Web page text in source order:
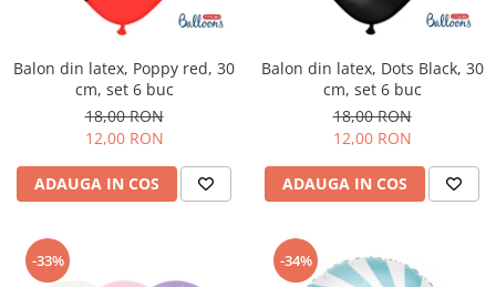
Sabloane - Embosere
Ustensile ciocolata
AMBALARE & PREZENTARE
Cupcakes
Torturi
Praline - Bomboane
Eclair - Macarons
Balon din latex, Poppy red, 30
cm, set 6 buc
18,00 RON
12,00 RON
ADAUGA IN COS
Balon din latex, Dots Black, 30
cm, set 6 buc
18,00 RON
12,00 RON
ADAUGA IN COS
-33% -34%